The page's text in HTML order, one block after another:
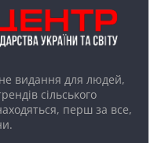
видання для людей,
сільського
перш за все,